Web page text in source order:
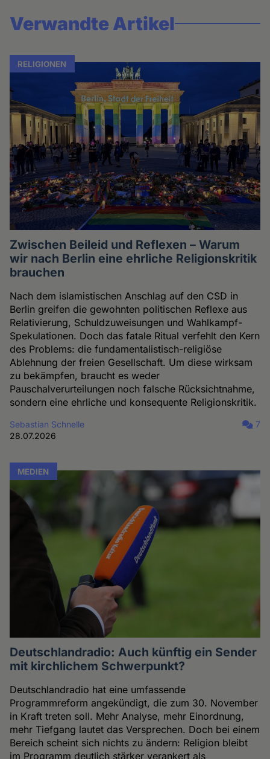
Verwandte Artikel
RELIGIONEN
Zwischen Beileid und Reflexen – Warum
wir nach Berlin eine ehrliche Religionskritik
brauchen
Nach dem islamistischen Anschlag auf den CSD in
Berlin greifen die gewohnten politischen Reflexe aus
Relativierung, Schuldzuweisungen und Wahlkampf-
Spekulationen. Doch das fatale Ritual verfehlt den Kern
des Problems: die fundamentalistisch-religiöse
Ablehnung der freien Gesellschaft. Um diese wirksam
zu bekämpfen, braucht es weder
Pauschalverurteilungen noch falsche Rücksichtnahme,
sondern eine ehrliche und konsequente Religionskritik.
Sebastian Schnelle
28.07.2026
7
MEDIEN
Deutschlandradio: Auch künftig ein Sender
mit kirchlichem Schwerpunkt?
Deutschlandradio hat eine umfassende
Programmreform angekündigt, die zum 30. November
in Kraft treten soll. Mehr Analyse, mehr Einordnung,
mehr Tiefgang lautet das Versprechen. Doch bei einem
Bereich scheint sich nichts zu ändern: Religion bleibt
im Programm deutlich stärker verankert als